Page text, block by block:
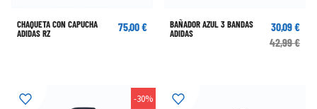
CHAQUETA CON CAPUCHA
ADIDAS RZ
75,00 €
BAÑADOR AZUL 3 BANDAS
ADIDAS
30,09 €
42,99 €
-30%